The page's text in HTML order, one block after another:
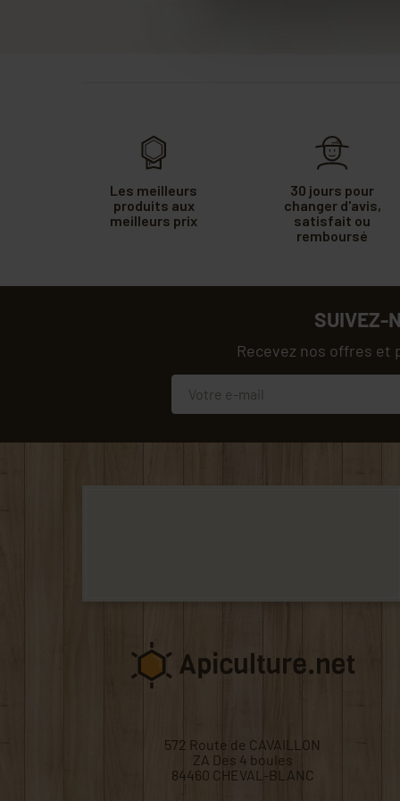
Les meilleurs
produits aux
meilleurs prix
30 jours pour
changer d'avis,
satisfait ou
remboursé
SUIVEZ-
Recevez nos offres et
572 Route de CAVAILLON
ZA Des 4 boules
84460 CHEVAL-BLANC